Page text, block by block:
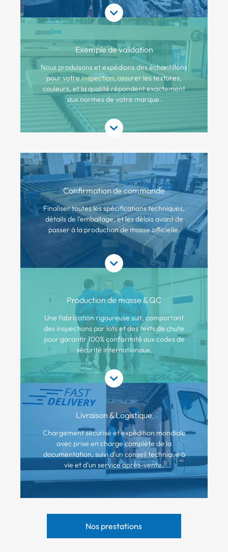
Exemple de validation
Nous produisons et expédions des échantillons
pour votre inspection, assurer les textures,
couleurs, et la qualité répondent exactement
aux normes de votre marque.
Confirmation de commande
Finaliser toutes les spécifications techniques,
détails de l'emballage, et les délais avant de
passer à la production de masse officielle.
Production de masse & QC
Une fabrication rigoureuse suit, comportant
des inspections par lots et des tests de chute
pour garantir 100% conformité aux codes de
sécurité internationaux.
Livraison & Logistique
Chargement sécurisé et expédition mondiale
avec prise en charge complète de la
documentation, suivi d'un conseil technique à
vie et d'un service après-vente.
Nos prestations